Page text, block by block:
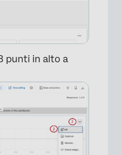
punti in alto a